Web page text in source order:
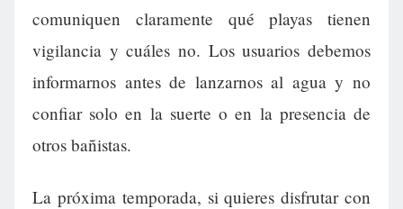
comuniquen claramente qué playas tienen
vigilancia y cuáles no. Los usuarios debemos
informarnos antes de lanzarnos al agua y no
confiar solo en la suerte o en la presencia de
otros bañistas.
La próxima temporada, si quieres disfrutar con